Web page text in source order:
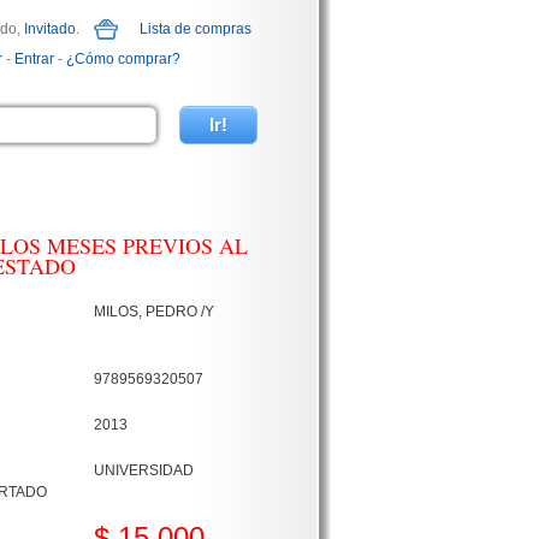
Invitado.
Lista de compras
- Entrar - ¿Cómo comprar?
MESES PREVIOS AL
MILOS, PEDRO /Y
9789569320507
2013
UNIVERSIDAD